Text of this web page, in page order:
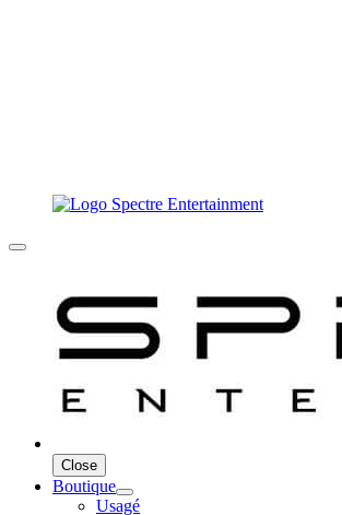
Close
Boutique
Usagé